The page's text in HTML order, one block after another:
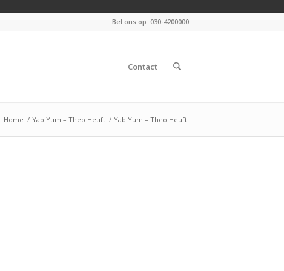
Bel ons op: 030-4200000
Contact
Home / Yab Yum – Theo Heuft / Yab Yum – Theo Heuft